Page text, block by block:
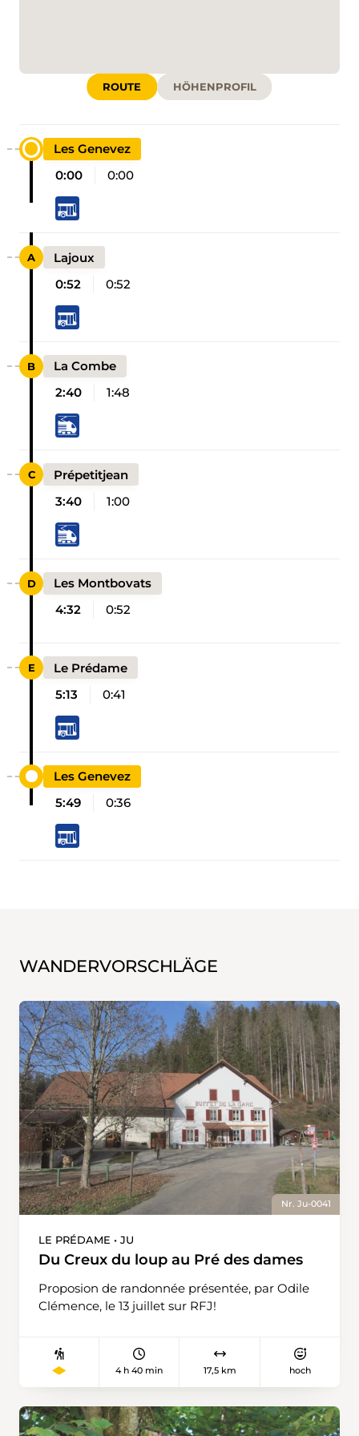
ROUTE HÖHENPROFIL
Les Genevez
0:00
0:00
Lajoux
0:52
0:52
La Combe
2:40
1:48
Prépetitjean
3:40
1:00
Les Montbovats
4:32
0:52
Le Prédame
5:13
0:41
Les Genevez
5:49
0:36
WANDERVORSCHLÄGE
Nr. Ju-0041
LE PRÉDAME • JU
Du Creux du loup au Pré des dames
Proposion de randonnée présentée, par Odile
Clémence, le 13 juillet sur RFJ!
4 h 40 min 17,5 km hoch